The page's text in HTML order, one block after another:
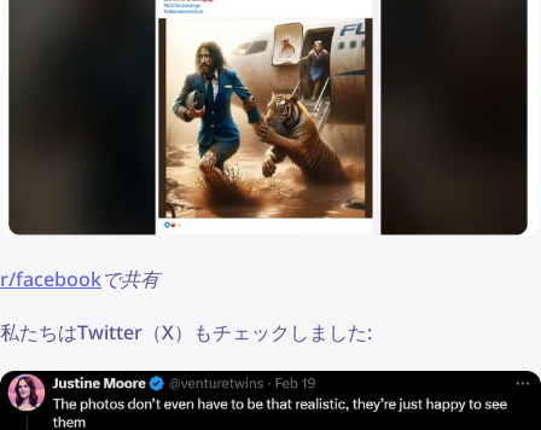
r/facebookで共有
私たちはTwitter（X）もチェックしました: